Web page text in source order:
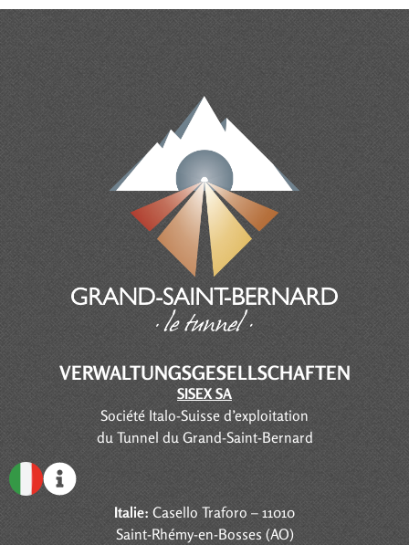
VERWALTUNGSGESELLSCHAFTEN
SISEX SA
Société Italo-Suisse d’exploitation
du Tunnel du Grand-Saint-Bernard
Italie: Casello Traforo – 11010
Saint-Rhémy-en-Bosses (AO)